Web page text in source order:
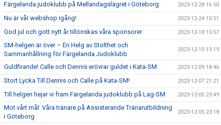
Färgelanda judoklubb på Mellandagslägret i Göteborg 2023-12-28 16:50
Nu är vår webshop igång! 2023-12-24 10:51
God jul och gott nytt år tillönskas våra sponsorer 2023-12-18 10:57
SM-helgen är över – En Helg av Stolthet och
Sammanhållning för Färgelanda Judoklubb
2023-12-10 13:19
Guldfirande! Calle och Dennis erövrar guldet i Kata-SM 2023-12-09 18:46
Stort Lycka Till Dennis och Calle på Kata-SM! 2023-12-07 21:21
Till helgen hejar vi fram Färgelanda judoklubb på Lag-SM 2023-12-05 23:49
Mot vårt mål: Våra tränare på Assisterande Tränarutbildning
i Göteborg
2023-12-05 23:18